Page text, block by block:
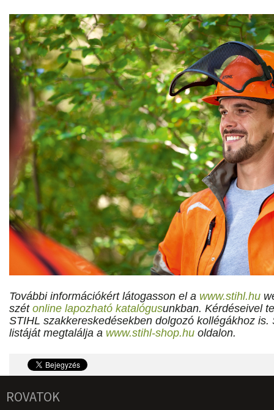
További információkért látogasson el a www.stihl.hu
szét online lapozható katalógusunkban. Kérdéseivel
STIHL szakkereskedésekben dolgozó kollégákhoz is.
listáját megtalálja a www.stihl-shop.hu oldalon.
ROVATOK